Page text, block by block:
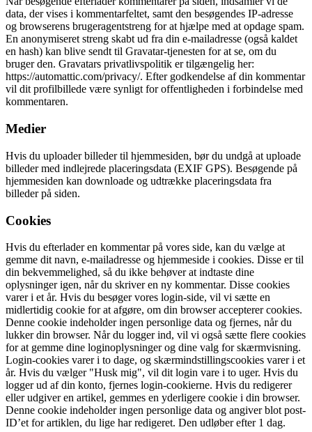
data, der vises i kommentarfeltet, samt den besøgendes IP-adresse
og browserens brugeragentstreng for at hjælpe med at opdage spam.
En anonymiseret streng skabt ud fra din e-mailadresse (også kaldet
en hash) kan blive sendt til Gravatar-tjenesten for at se, om du
bruger den. Gravatars privatlivspolitik er tilgængelig her:
https://automattic.com/privacy/. Efter godkendelse af din kommentar
vil dit profilbillede være synligt for offentligheden i forbindelse med
kommentaren.
Medier
Hvis du uploader billeder til hjemmesiden, bør du undgå at uploade
billeder med indlejrede placeringsdata (EXIF GPS). Besøgende på
hjemmesiden kan downloade og udtrække placeringsdata fra
billeder på siden.
Cookies
Hvis du efterlader en kommentar på vores side, kan du vælge at
gemme dit navn, e-mailadresse og hjemmeside i cookies. Disse er til
din bekvemmelighed, så du ikke behøver at indtaste dine
oplysninger igen, når du skriver en ny kommentar. Disse cookies
varer i et år. Hvis du besøger vores login-side, vil vi sætte en
midlertidig cookie for at afgøre, om din browser accepterer cookies.
Denne cookie indeholder ingen personlige data og fjernes, når du
lukker din browser. Når du logger ind, vil vi også sætte flere cookies
for at gemme dine loginoplysninger og dine valg for skærmvisning.
Login-cookies varer i to dage, og skærmindstillingscookies varer i et
år. Hvis du vælger "Husk mig", vil dit login vare i to uger. Hvis du
logger ud af din konto, fjernes login-cookierne. Hvis du redigerer
eller udgiver en artikel, gemmes en yderligere cookie i din browser.
Denne cookie indeholder ingen personlige data og angiver blot post-
ID’et for artiklen, du lige har redigeret. Den udløber efter 1 dag.